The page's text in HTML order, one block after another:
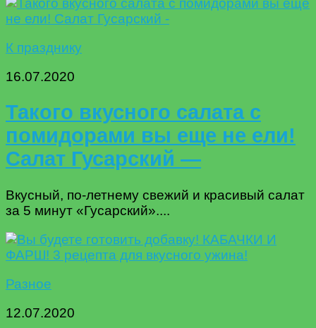
К празднику
16.07.2020
Такого вкусного салата с
помидорами вы еще не ели!
Салат Гусарский —
Вкусный, по-летнему свежий и красивый салат
за 5 минут «Гусарский»....
Разное
12.07.2020